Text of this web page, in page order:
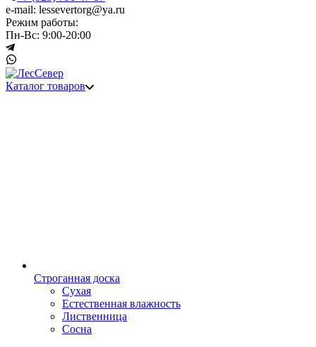
e-mail: lessevertorg@ya.ru
Режим работы:
Пн-Вс: 9:00-20:00
Каталог товаров
Строганная доска
Сухая
Естественная влажность
Лиственница
Сосна